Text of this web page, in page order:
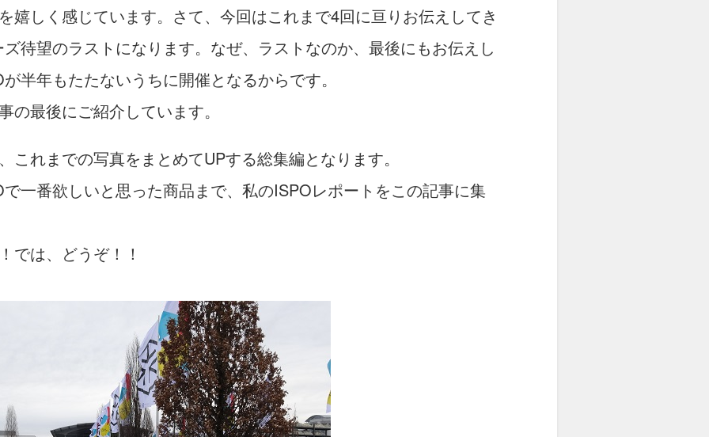
嬉しく感じています。さて、今回はこれまで4回に亘りお伝えしてき
待望のラストになります。なぜ、ラストなのか、最後にもお伝えし
半年もたたないうちに開催となるからです。
の最後にご紹介しています。
これまでの写真をまとめてUPする総集編となります。
一番欲しいと思った商品まで、私のISPOレポートをこの記事に集
では、どうぞ！！